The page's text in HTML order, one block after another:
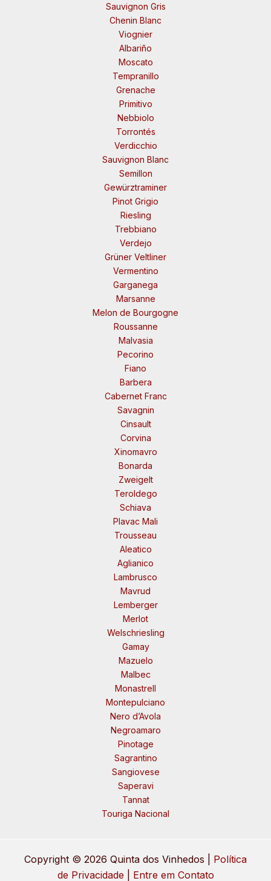
Sauvignon Gris
Chenin Blanc
Viognier
Albariño
Moscato
Tempranillo
Grenache
Primitivo
Nebbiolo
Torrontés
Verdicchio
Sauvignon Blanc
Semillon
Gewürztraminer
Pinot Grigio
Riesling
Trebbiano
Verdejo
Grüner Veltliner
Vermentino
Garganega
Marsanne
Melon de Bourgogne
Roussanne
Malvasia
Pecorino
Fiano
Barbera
Cabernet Franc
Savagnin
Cinsault
Corvina
Xinomavro
Bonarda
Zweigelt
Teroldego
Schiava
Plavac Mali
Trousseau
Aleatico
Aglianico
Lambrusco
Mavrud
Lemberger
Merlot
Welschriesling
Gamay
Mazuelo
Malbec
Monastrell
Montepulciano
Nero d’Avola
Negroamaro
Pinotage
Sagrantino
Sangiovese
Saperavi
Tannat
Touriga Nacional
Copyright © 2026 Quinta dos Vinhedos | Política
de Privacidade
Entre em Contato